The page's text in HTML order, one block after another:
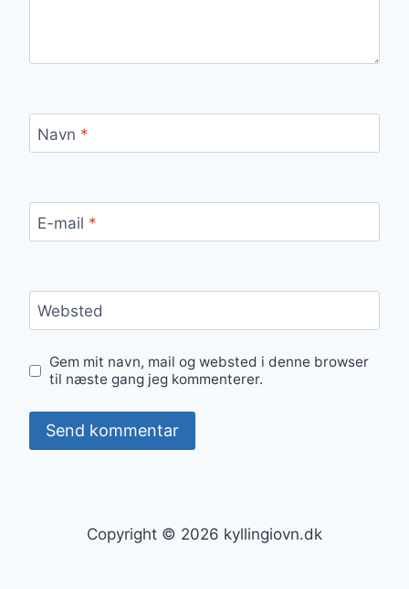
Navn *
E-mail *
Websted
Gem mit navn, mail og websted i denne browser
til næste gang jeg kommenterer.
Copyright © 2026 kyllingiovn.dk